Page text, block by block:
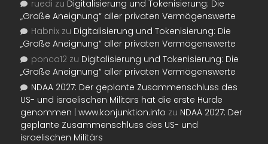
ruedi zu Digitalisierung und Tokenisierung: Die
„Große Aneignung“ aller privaten Vermögenswerte
Habnix zu Digitalisierung und Tokenisierung: Die
„Große Aneignung“ aller privaten Vermögenswerte
ponca12 zu Digitalisierung und Tokenisierung: Die
„Große Aneignung“ aller privaten Vermögenswerte
NDAA 2027: Der geplante Zusammenschluss des
US- und israelischen Militärs hat die erste Hürde
genommen | www.konjunktion.info zu NDAA 2027: Der
geplante Zusammenschluss des US- und
israelischen Militärs